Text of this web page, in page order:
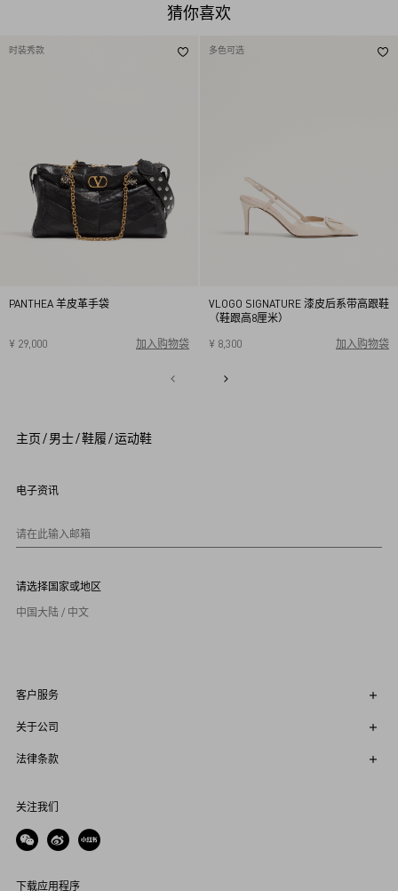
猜你喜欢
时装秀款
PANTHEA 羊皮革手袋
¥ 29,000 加入购物袋 34
36
39
多色可选
VLOGO SIGNATURE 漆皮后系带高跟鞋
（鞋跟高8厘米）
¥ 8,300
加入购物袋
主页/男士/鞋履/运动鞋
电子资讯
请在此输入邮箱
请选择国家或地区
中国大陆 / 中文
客户服务
关于公司
法律条款
关注我们
下载应用程序